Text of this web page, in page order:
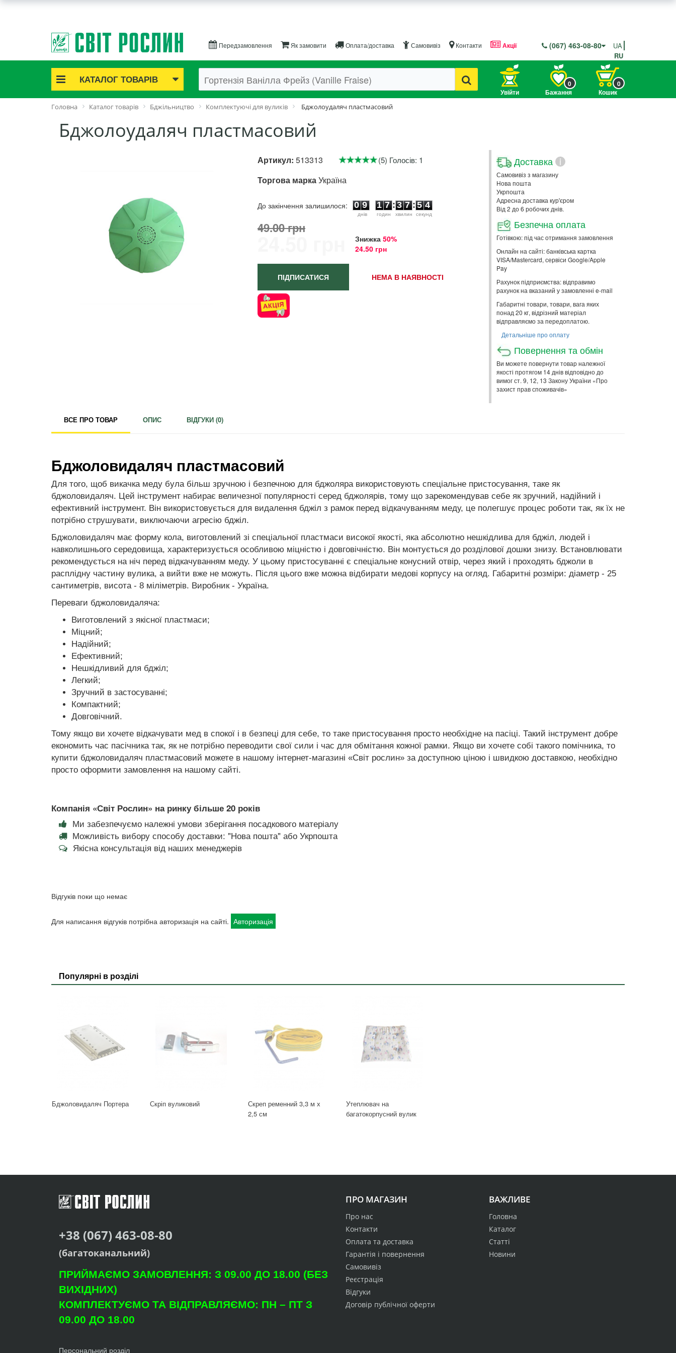
Передзамовлення Як замовити Оплата/доставка Самовивіз Контакти Акції (067) 463-08-80
UA
RU
КАТАЛОГ ТОВАРІВ
Акційні товари
Cаджанці троянд
Саджанці плодово-ягідні
Засоби захисту рослин
Для кімнатних рослин
Для ландшафтного дизайну
Увійти Бажання
0
Кошик
0
Головна Каталог товарів Бджільництво Комплектуючі для вуликів Бджолоудаляч пластмасовий
Бджолоудаляч пластмасовий
Артикул: 513313 (5) Голосів: 1
Торгова маркаУкраїна
До закінчення залишилося:
0 9
днiв
1 7
годин
: 3 7
хвилин
: 5 3
4
секунд
49.00 грн
24.50 грн Знижка 50%
24.50 грн
ПІДПИСАТИСЯ НЕМА В НАЯВНОСТІ
Доставка i
Самовивіз з магазину
Нова пошта
Укрпошта
Адресна доставка кур'єром
Від 2 до 6 робочих днів.
Безпечна оплата
Готівкою: під час отримання замовлення
Онлайн на сайті: банківська картка
VISA/Mastercard, сервіси Google/Apple
Pay
Рахунок підприємства: відправимо
рахунок на вказаний у замовленні e-mail
Габаритні товари, товари, вага яких
понад 20 кг, відрізний матеріал
відправляємо за передоплатою.
Детальніше про оплату
Повернення та обмін
Ви можете повернути товар належної
якості протягом 14 днів відповідно до
вимог ст. 9, 12, 13 Закону України «Про
захист прав споживачів»
ВСЕ ПРО ТОВАР ОПИС ВІДГУКИ (0)
Бджоловидаляч пластмасовий
Для того, щоб викачка меду була більш зручною і безпечною для бджоляра використовують спеціальне пристосування, таке як
бджоловидаляч. Цей інструмент набирає величезної популярності серед бджолярів, тому що зарекомендував себе як зручний, надійний і
ефективний інструмент. Він використовується для видалення бджіл з рамок перед відкачуванням меду, це полегшує процес роботи так, як їх не
потрібно струшувати, виключаючи агресію бджіл.
Бджоловидаляч має форму кола, виготовлений зі спеціальної пластмаси високої якості, яка абсолютно нешкідлива для бджіл, людей і
навколишнього середовища, характеризується особливою міцністю і довговічністю. Він монтується до розділової дошки знизу. Встановлювати
рекомендується на ніч перед відкачуванням меду. У цьому пристосуванні є спеціальне конусний отвір, через який і проходять бджоли в
расплідну частину вулика, а вийти вже не можуть. Після цього вже можна відбирати медові корпусу на огляд. Габаритні розміри: діаметр - 25
сантиметрів, висота - 8 міліметрів. Виробник - Україна.
Переваги бджоловидаляча:
Виготовлений з якісної пластмаси;
Міцний;
Надійний;
Ефективний;
Нешкідливий для бджіл;
Легкий;
Зручний в застосуванні;
Компактний;
Довговічний.
Тому якщо ви хочете відкачувати мед в спокої і в безпеці для себе, то таке пристосування просто необхідне на пасіці. Такий інструмент добре
економить час пасічника так, як не потрібно переводити свої сили і час для обмітання кожної рамки. Якщо ви хочете собі такого помічника, то
купити бджоловидаляч пластмасовий можете в нашому інтернет-магазині «Світ рослин» за доступною ціною і швидкою доставкою, необхідно
просто оформити замовлення на нашому сайті.
Компанія «Світ Рослин» на ринку більше 20 років
Ми забезпечуємо належні умови зберігання посадкового матеріалу
Можливість вибору способу доставки: "Нова пошта" або Укрпошта
Якісна консультація від наших менеджерів
Відгуків поки що немає
Для написання відгуків потрібна авторизація на сайті. Авторизація
Популярні в розділі
Бджоловидаляч Портера Скріп вуликовий
Скреп ременний 3,3 м х
2,5 см
Утеплювач на
багатокорпусний вулик
ПРО МАГАЗИН
Про нас
Контакти
Оплата та доставка
Гарантія і повернення
Самовивіз
Реєстрація
Відгуки
Договір публічної оферти
ВАЖЛИВЕ
Головна
Каталог
Статті
Новини
+38 (067) 463-08-80
(багатоканальний)
ПРИЙМАЄМО ЗАМОВЛЕННЯ: З 09.00 ДО 18.00 (БЕЗ
ВИХІДНИХ)
КОМПЛЕКТУЄМО ТА ВІДПРАВЛЯЄМО: ПН – ПТ З
09.00 ДО 18.00
Персональний розділ